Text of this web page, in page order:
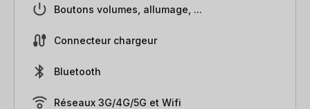
Boutons volumes, allumage, ...
Connecteur chargeur
Bluetooth
Réseaux 3G/4G/5G et Wifi